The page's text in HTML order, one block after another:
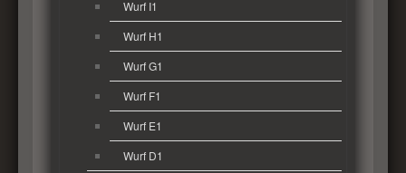
Wurf I1
Wurf H1
Wurf G1
Wurf F1
Wurf E1
Wurf D1